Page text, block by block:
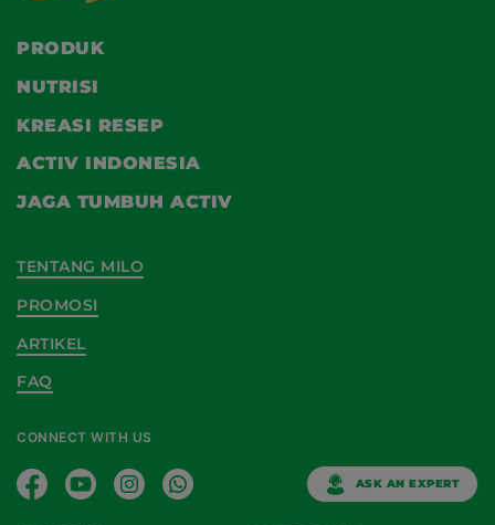
PRODUK
NUTRISI
KREASI RESEP
ACTIV INDONESIA
JAGA TUMBUH ACTIV
TENTANG MILO
PROMOSI
ARTIKEL
FAQ
CONNECT WITH US
ASK AN EXPERT